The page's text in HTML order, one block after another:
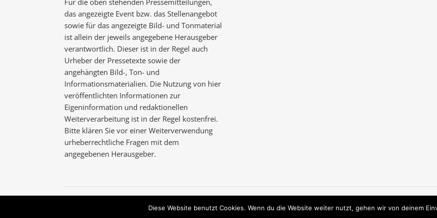
Für die oben stehenden Pressemitteilungen,
das angezeigte Event bzw. das Stellenangebot
sowie für das angezeigte Bild- und Tonmaterial
ist allein der jeweils angegebene Herausgeber
verantwortlich. Dieser ist in der Regel auch
Urheber der Pressetexte sowie der
angehängten Bild-, Ton- und
Informationsmaterialien. Die Nutzung von hier
veröffentlichten Informationen zur
Eigeninformation und redaktionellen
Weiterverarbeitung ist in der Regel kostenfrei.
Bitte klären Sie vor einer Weiterverwendung
urheberrechtliche Fragen mit dem
angegebenen Herausgeber.
Diese Website benutzt Cookies. Wenn du die Website weiter nutzt, gehen wir von deinem